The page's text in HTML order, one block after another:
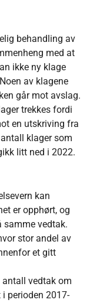
behandling av
med at
ikke ny klage
av klagene
går mot avslag.
trekkes fordi
en utskriving fra
klager som
litt ned i 2022.
kan
er opphørt, og
samme vedtak.
stor andel av
et gitt
vedtak om
perioden 2017-